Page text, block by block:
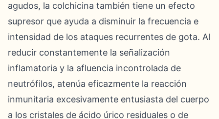
agudos, la colchicina también tiene un efecto
supresor que ayuda a disminuir la frecuencia e
intensidad de los ataques recurrentes de gota. Al
reducir constantemente la señalización
inflamatoria y la afluencia incontrolada de
neutrófilos, atenúa eficazmente la reacción
inmunitaria excesivamente entusiasta del cuerpo
a los cristales de ácido úrico residuales o de